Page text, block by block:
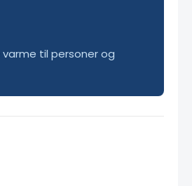
til personer og